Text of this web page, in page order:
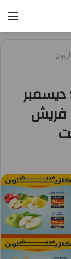
عروض كازيون الثلاثاء 9 ديسمبر
حتى 15 ديسمبر 2025 فريش